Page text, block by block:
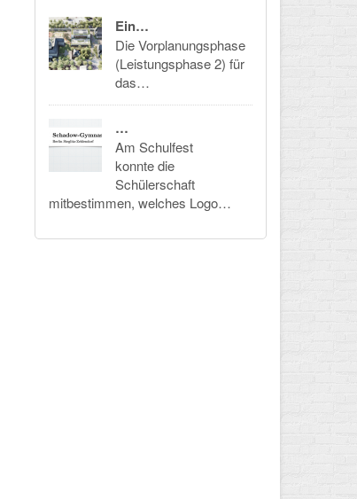
Ein…
Die Vorplanungsphase
(Leistungsphase 2) für
das…
…
Am Schulfest
konnte die
Schülerschaft
mitbestimmen, welches Logo…